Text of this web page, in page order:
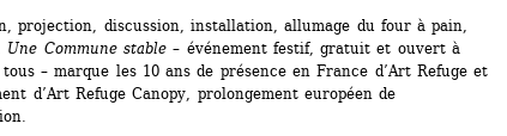
projection, discussion, installation, allumage du four à pain,
Une Commune stable– événement festif, gratuit et ouvert à
– marque les 10 ans de présence en France d’Art Refuge et
d’Art Refuge Canopy, prolongement européen de